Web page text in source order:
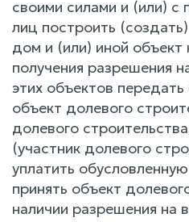
своими силами и (или) с
лиц построить
дом и (или) иной
получения разрешения
этих объектов
объект долевого
долевого
(участник долевого
уплатить
принять объект
наличии разрешения на